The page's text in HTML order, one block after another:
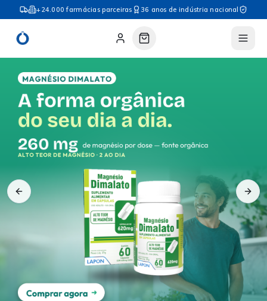
+24.000 farmácias parceiras 36 anos de indústria nacional